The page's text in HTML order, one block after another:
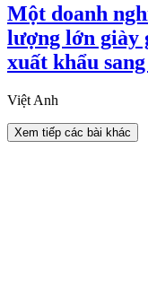
Một doanh
lượng lớn giày
xuất khẩu
Việt Anh
Xem tiếp các bài khác